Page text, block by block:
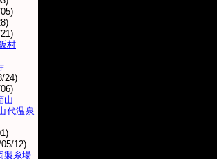
村
24)
山
代温泉
12)
製糸場